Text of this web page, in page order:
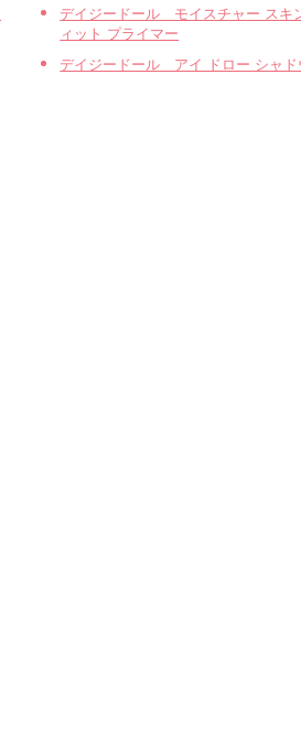
デイジードール モイスチャー スキ
ィット プライマー
デイジードール アイ ドロー シャド